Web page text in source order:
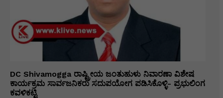
DC Shivamogga ರಾಷ್ಟ್ರೀಯ ಜಂತುಹುಳು ನಿವಾರಣಾ ವಿಶೇಷ
ಕಾರ್ಯಕ್ರಮ ಸಾರ್ವಜನಿಕರು ಸದುಪಯೋಗ ಪಡಿಸಿಕೊಳ್ಳಿ- ಪ್ರಭುಲಿಂಗ
ಕವಳಿಕಟ್ಟಿ